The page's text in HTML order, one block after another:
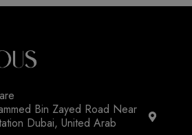
Bin Zayed Road Near
Dubai, United Arab